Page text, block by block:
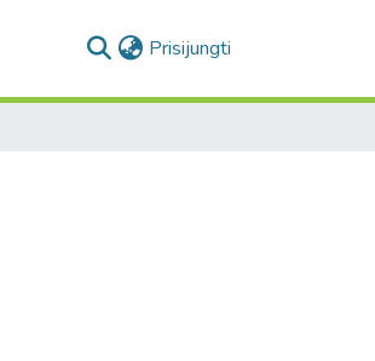
Prisijungti